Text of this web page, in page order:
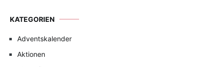
KATEGORIEN
Adventskalender
Aktionen